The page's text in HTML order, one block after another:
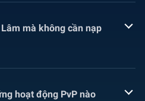
mà không cần nạp
hoạt động PvP nào